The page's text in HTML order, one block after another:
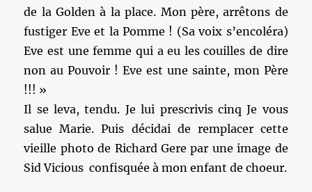
de la Golden à la place. Mon père, arrêtons de
fustiger Eve et la Pomme ! (Sa voix s’encoléra)
Eve est une femme qui a eu les couilles de dire
non au Pouvoir ! Eve est une sainte, mon Père
!!! »
Il se leva, tendu. Je lui prescrivis cinq Je vous
salue Marie. Puis décidai de remplacer cette
vieille photo de Richard Gere par une image de
Sid Vicious confisquée à mon enfant de choeur.